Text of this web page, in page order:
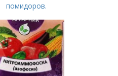
помидоров.
удобрения для
томатов